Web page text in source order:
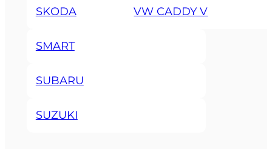
SKODA
SMART
SUBARU
SUZUKI
VW CADDY V